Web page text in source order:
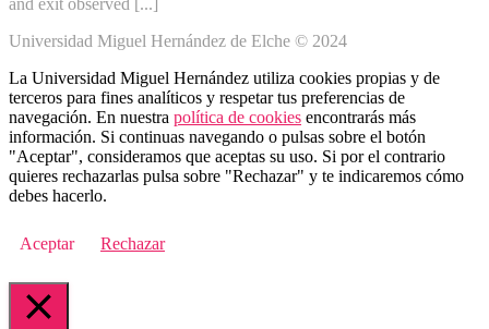
and exit observed [...]
Universidad Miguel Hernández de Elche © 2024
La Universidad Miguel Hernández utiliza cookies propias y de
terceros para fines analíticos y respetar tus preferencias de
navegación. En nuestra política de cookies encontrarás más
información. Si continuas navegando o pulsas sobre el botón
"Aceptar", consideramos que aceptas su uso. Si por el contrario
quieres rechazarlas pulsa sobre "Rechazar" y te indicaremos cómo
debes hacerlo.
Aceptar Rechazar